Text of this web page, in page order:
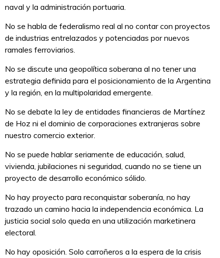
naval y la administración portuaria.
No se habla de federalismo real al no contar con proyectos
de industrias entrelazados y potenciadas por nuevos
ramales ferroviarios.
No se discute una geopolítica soberana al no tener una
estrategia definida para el posicionamiento de la Argentina
y la región, en la multipolaridad emergente.
No se debate la ley de entidades financieras de Martínez
de Hoz ni el dominio de corporaciones extranjeras sobre
nuestro comercio exterior.
No se puede hablar seriamente de educación, salud,
vivienda, jubilaciones ni seguridad, cuando no se tiene un
proyecto de desarrollo económico sólido.
No hay proyecto para reconquistar soberanía, no hay
trazado un camino hacia la independencia económica. La
justicia social solo queda en una utilización marketinera
electoral.
No hay oposición. Solo carroñeros a la espera de la crisis